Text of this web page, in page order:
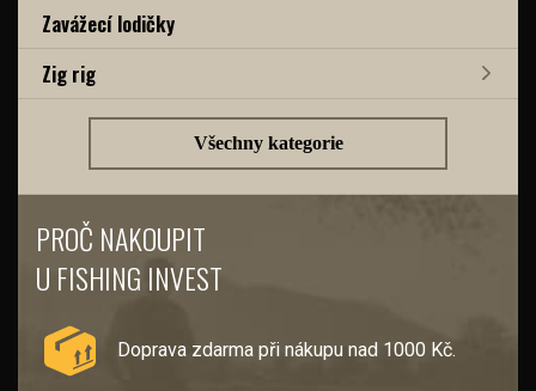
Zavážecí lodičky
Zig rig
Všechny kategorie
PROČ NAKOUPIT
U FISHING INVEST
Doprava zdarma při nákupu nad 1000 Kč.